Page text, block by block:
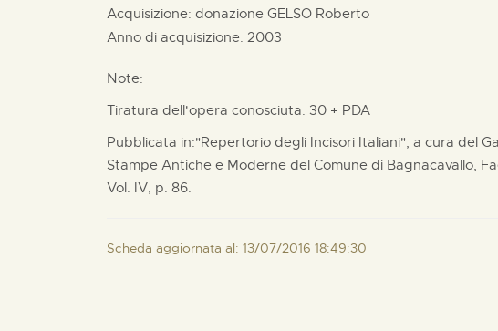
Acquisizione: donazione GELSO Roberto
Anno di acquisizione: 2003
Note:
Tiratura dell'opera conosciuta: 30 + PDA
Pubblicata in:"Repertorio degli Incisori Italiani", a cura del
Stampe Antiche e Moderne del Comune di Bagnacavallo,
Vol. IV, p. 86.
Scheda aggiornata al: 13/07/2016 18:49:30